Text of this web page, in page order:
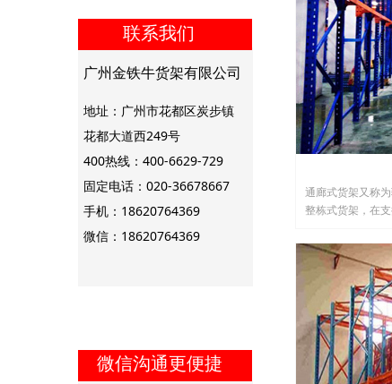
通廊式货架又称
整栋式货架，在
及前移式叉车均
较大,所以整体而
式可预定的情况
联系我们
广州金铁牛货架有限公司
地址：广州市花都区炭步镇
花都大道西249号
400热线：400-6629-729
固定电话：020-36678667
手机：18620764369
微信：18620764369
微信沟通更便捷